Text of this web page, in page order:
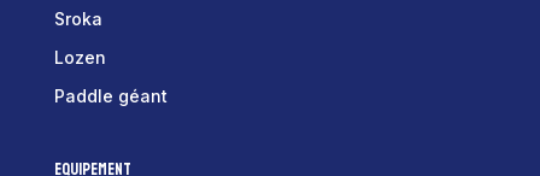
Sroka
Lozen
Paddle géant
Equipement